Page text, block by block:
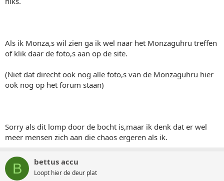
Als ik Monza,s wil zien ga ik wel naar het Monzaguhru treffen
of klik daar de foto,s aan op de site.
(Niet dat direcht ook nog alle foto,s van de Monzaguhru hier
ook nog op het forum staan)
Sorry als dit lomp door de bocht is,maar ik denk dat er wel
meer mensen zich aan die chaos ergeren als ik.
B bettus accu
Loopt hier de deur plat